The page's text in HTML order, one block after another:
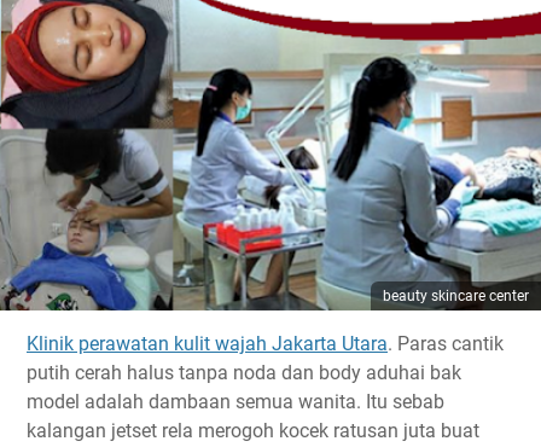
beauty skincare center
Klinik perawatan kulit wajah Jakarta Utara. Paras cantik
putih cerah halus tanpa noda dan body aduhai bak
model adalah dambaan semua wanita. Itu sebab
kalangan jetset rela merogoh kocek ratusan juta buat